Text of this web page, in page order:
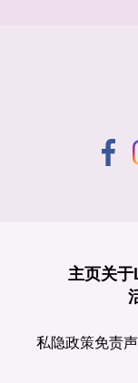
主页关于
私隐政策免责